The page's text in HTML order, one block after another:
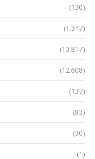
(130)
(1.347)
(13.817)
(12.608)
(137)
(83)
(30)
(1)